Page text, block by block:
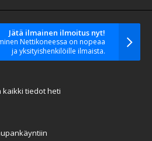
Jätä ilmainen ilmoitus nyt!
Nettikoneessa on nopeaa
ja yksityishenkilöille ilmaista.
kaikki tiedot heti